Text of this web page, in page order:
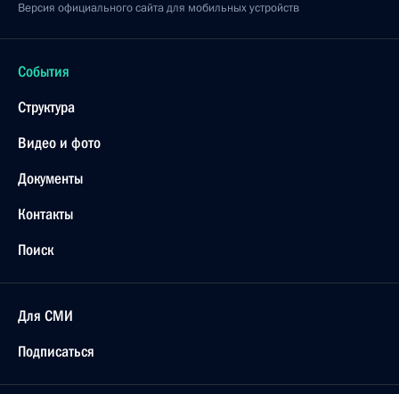
Версия официального сайта для мобильных устройств
События
Структура
Видео и фото
Документы
Контакты
Поиск
Для СМИ
Подписаться